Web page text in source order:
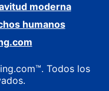
moderna
humanos
Todos los